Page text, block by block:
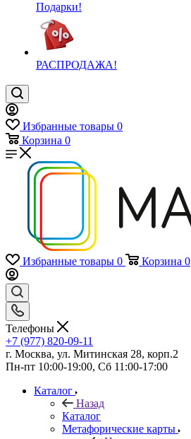
Подарки!
РАСПРОДАЖА!
Избранные товары 0
Корзина 0
Избранные товары 0 Корзина 0
Телефоны
+7 (977) 820-09-11
г. Москва, ул. Митинская 28, корп.2
Пн-пт 10:00-19:00, Сб 11:00-17:00
Каталог
Назад
Каталог
Mетафорические карты